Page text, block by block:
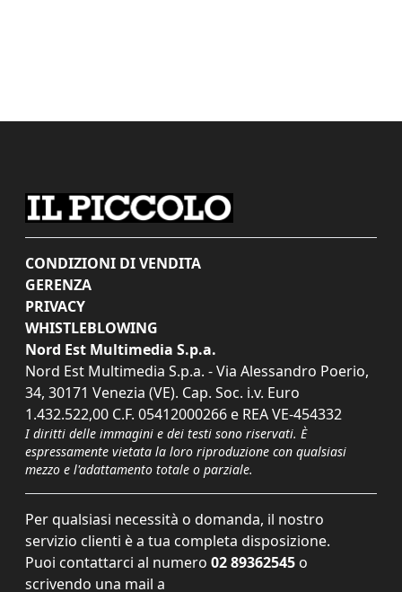
CONDIZIONI DI VENDITA
GERENZA
PRIVACY
WHISTLEBLOWING
Nord Est Multimedia S.p.a.
Nord Est Multimedia S.p.a. - Via Alessandro Poerio,
34, 30171 Venezia (VE). Cap. Soc. i.v. Euro
1.432.522,00 C.F. 05412000266 e REA VE-454332
I diritti delle immagini e dei testi sono riservati. È
espressamente vietata la loro riproduzione con qualsiasi
mezzo e l'adattamento totale o parziale.
Per qualsiasi necessità o domanda, il nostro
servizio clienti è a tua completa disposizione.
Puoi contattarci al numero 02 89362545 o
scrivendo una mail a